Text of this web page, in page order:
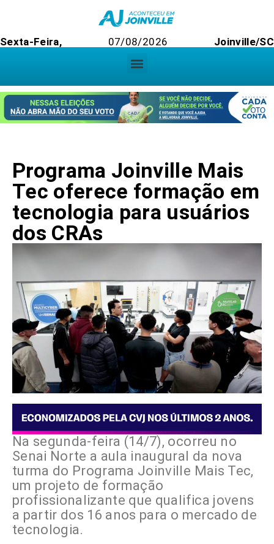
Sexta-Feira, 07/08/2026 Joinville/SC
Programa Joinville Mais
Tec oferece formação em
tecnologia para usuários
dos CRAs
Na segunda-feira (14/7), ocorreu no
Senai Norte a aula inaugural da nova
turma do Programa Joinville Mais Tec,
um projeto de formação
profissionalizante que qualifica jovens
a partir dos 16 anos para o mercado de
tecnologia.